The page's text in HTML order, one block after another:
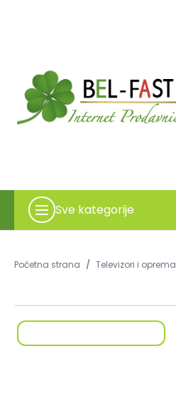
Sve kategorije
Početna strana / Televizori i oprema